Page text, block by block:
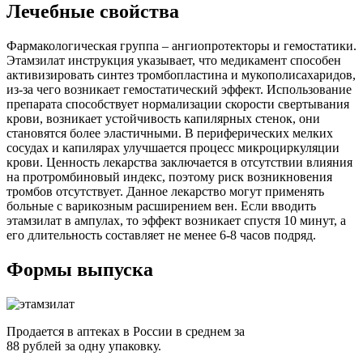
Лечебные свойства
Фармакологическая группа – ангиопротекторы и гемостатики.
Этамзилат инструкция указывает, что медикамент способен
активизировать синтез тромбопластина и мукополисахаридов,
из-за чего возникает гемостатический эффект. Использование
препарата способствует нормализации скорости свертывания
крови, возникает устойчивость капилярных стенок, они
становятся более эластичными. В периферических мелких
сосудах и капилярах улучшается процесс микроциркуляции
крови. Ценность лекарства заключается в отсутствии влияния
на протромбиновый индекс, поэтому риск возникновения
тромбов отсутствует. Данное лекарство могут применять
больные с варикозным расширением вен. Если вводить
этамзилат в ампулах, то эффект возникает спустя 10 минут, а
его длительность составляет не менее 6-8 часов подряд.
Формы выпуска
Продается в аптеках в России в среднем за
88 рублей за одну упаковку.